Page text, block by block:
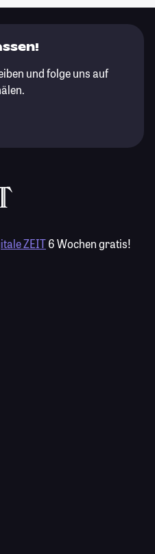
und folge uns auf
ZEIT6 Wochen gratis!